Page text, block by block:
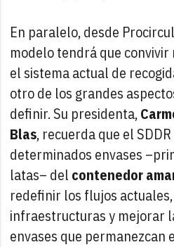
En paralelo, desde
modelo tendrá que
el sistema actual de
otro de los grandes
definir. Su presidenta,
Blas, recuerda que el
determinados envases
latas– del contenedor
redefinir los flujos
infraestructuras y mejorar
envases que permanezcan